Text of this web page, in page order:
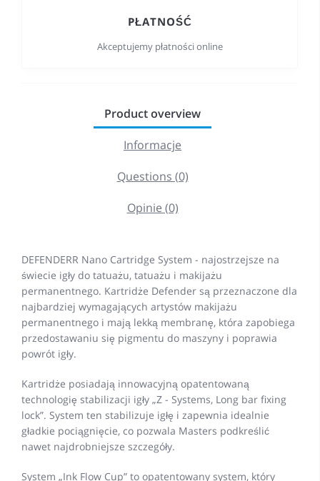
PŁATNOŚĆ
Akceptujemy płatności online
Product overview
Informacje
Questions (0)
Opinie (0)
DEFENDERR Nano Cartridge System - najostrzejsze na
świecie igły do tatuażu, tatuażu i makijażu
permanentnego. Kartridże Defender są przeznaczone dla
najbardziej wymagających artystów makijażu
permanentnego i mają lekką membranę, która zapobiega
przedostawaniu się pigmentu do maszyny i poprawia
powrót igły.
Kartridże posiadają innowacyjną opatentowaną
technologię stabilizacji igły „Z - Systems, Long bar fixing
lock”. System ten stabilizuje igłę i zapewnia idealnie
gładkie pociągnięcie, co pozwala Masters podkreślić
nawet najdrobniejsze szczegóły.
System „Ink Flow Cup” to opatentowany system, który